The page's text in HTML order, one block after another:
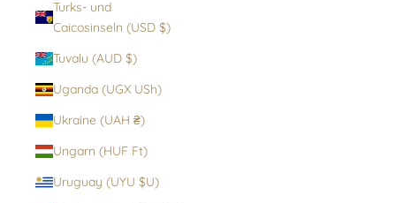
Turks- und
Caicosinseln (USD $)
Tuvalu (AUD $)
Uganda (UGX USh)
Ukraine (UAH ₴)
Ungarn (HUF Ft)
Uruguay (UYU $U)